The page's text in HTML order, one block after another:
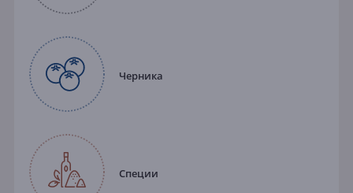
Черника
Специи